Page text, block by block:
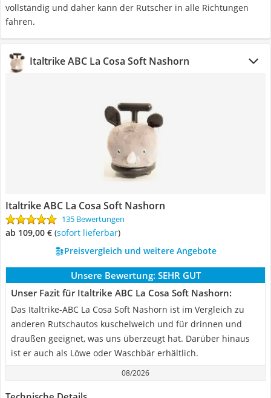
vollständig und daher kann der Rutscher in alle Richtungen
fahren.
Italtrike ABC La Cosa Soft Nashorn
Italtrike ABC La Cosa Soft Nashorn
135 Bewertungen
ab 109,00 € ( Sofort lieferbar)
Preisvergleich und weitere Angebote
Unsere Bewertung: SEHR GUT
Unser Fazit für Italtrike ABC La Cosa Soft Nashorn:
Das Italtrike-ABC La Cosa Soft Nashorn ist im Vergleich zu
anderen Rutschautos kuschelweich und für drinnen und
draußen geeignet, was uns überzeugt hat. Darüber hinaus
ist er auch als Löwe oder Waschbär erhältlich.
08/2026